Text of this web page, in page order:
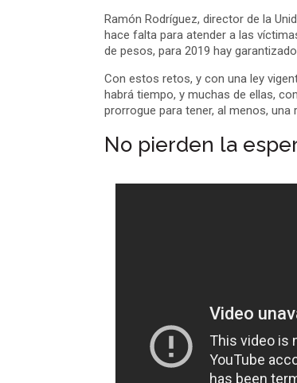
Ramón Rodríguez, director de la
hace falta para atender a las
de pesos, para 2019 hay
Con estos retos, y con una ley
habrá tiempo, y muchas de ellas,
prorrogue para tener, al menos,
No pierden la